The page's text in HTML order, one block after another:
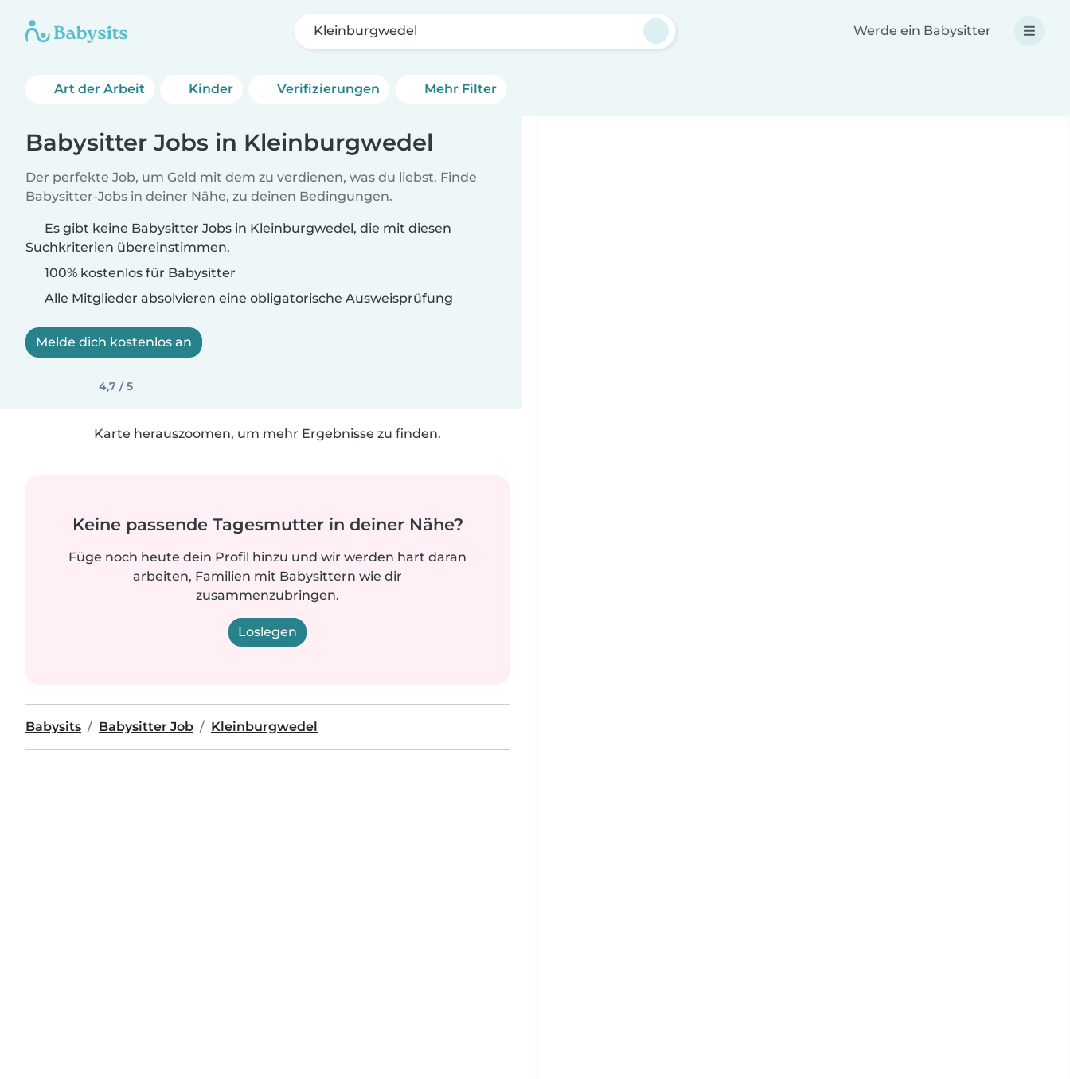
Kleinburgwedel Werde ein Babysitter
Art der Arbeit Kinder Verifizierungen Mehr Filter
Babysitter Jobs in Kleinburgwedel
Der perfekte Job, um Geld mit dem zu verdienen, was du liebst. Finde
Babysitter-Jobs in deiner Nähe, zu deinen Bedingungen.
Es gibt keine Babysitter Jobs in Kleinburgwedel, die mit diesen
Suchkriterien übereinstimmen.
100% kostenlos für Babysitter
Alle Mitglieder absolvieren eine obligatorische Ausweisprüfung
Melde dich kostenlos an
4,7 / 5
Karte herauszoomen, um mehr Ergebnisse zu finden.
Keine passende Tagesmutter in deiner Nähe?
Füge noch heute dein Profil hinzu und wir werden hart daran
arbeiten, Familien mit Babysittern wie dir
zusammenzubringen.
Loslegen
Babysits Babysitter Job Kleinburgwedel